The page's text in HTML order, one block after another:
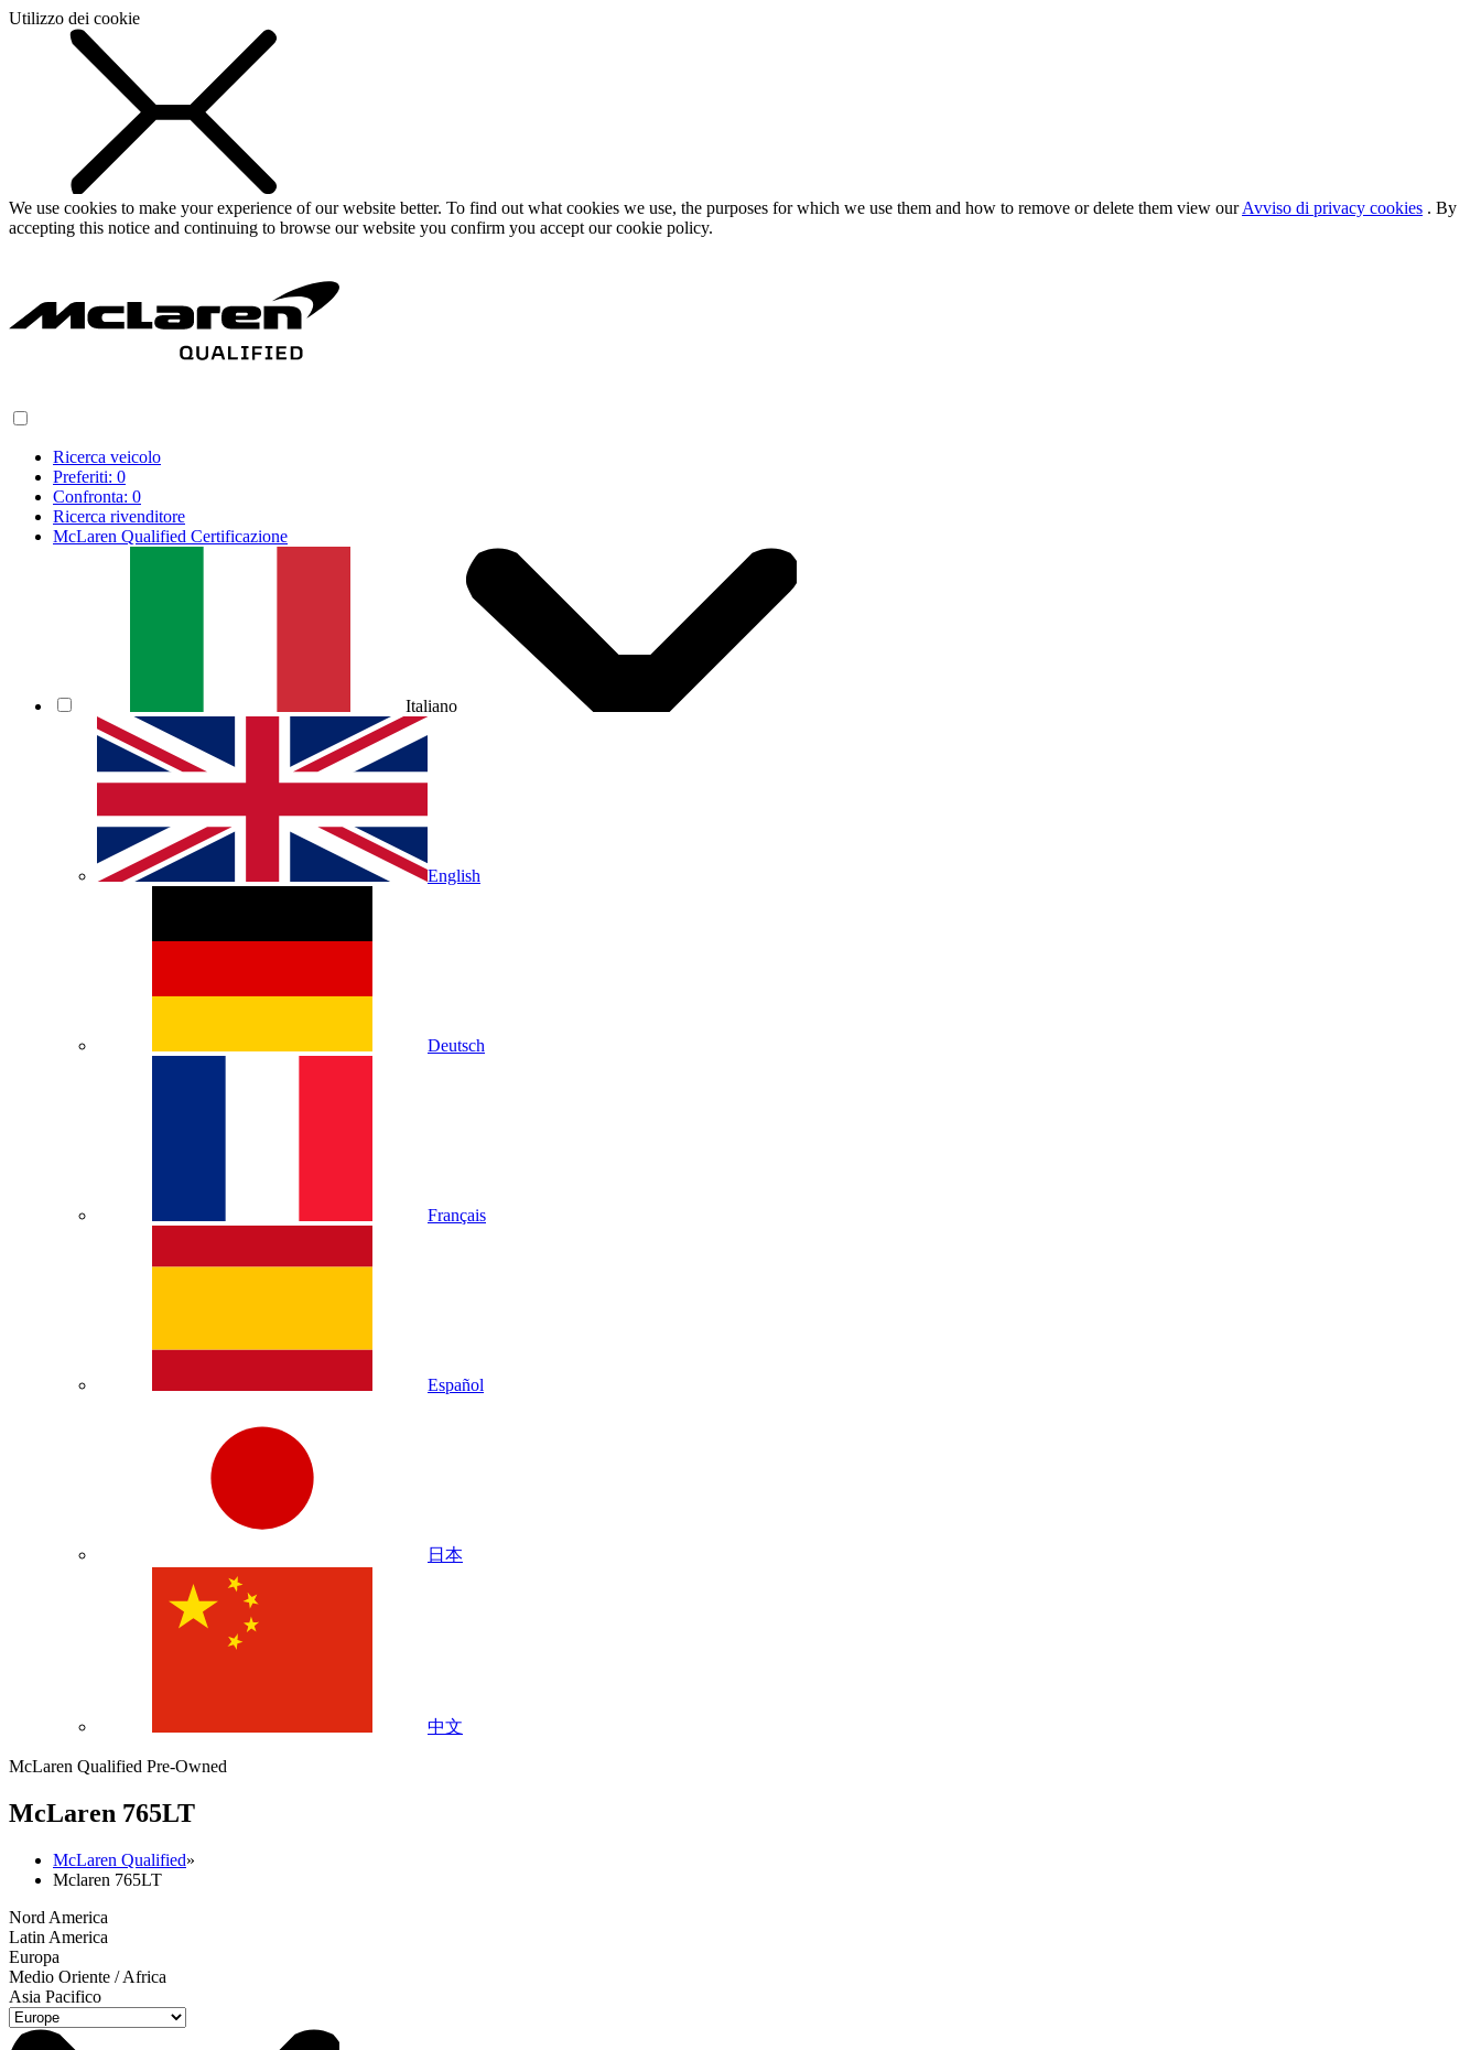
Utilizzo dei cookie
We use cookies to make your experience of our website better. To find out what cookies we use, the purposes for which we use them and how to remove or delete them view ourAvviso di privacy cookies . By
accepting this notice and continuing to browse our website you confirm you accept our cookie policy.
Ricerca veicolo
Preferiti: 0
Confronta: 0
Ricerca rivenditore
McLaren Qualified Certificazione
Italiano
English
Deutsch
Français
Español
日本
中文
McLaren Qualified Pre-Owned
McLaren 765LT
McLaren Qualified»
Mclaren 765LT
Nord America
Latin America
Europa
Medio Oriente / Africa
Asia Pacifico